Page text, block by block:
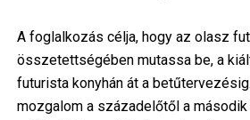
A foglalkozás célja, hogy az olasz
összetettségében mutassa be, a
futurista konyhán át a
mozgalom a századelőtől a